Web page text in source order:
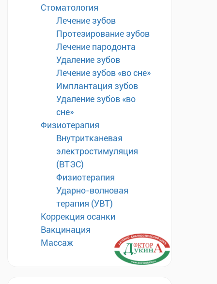
Стоматология
Лечение зубов
Протезирование зубов
Лечение пародонта
Удаление зубов
Лечение зубов «во сне»
Имплантация зубов
Удаление зубов «во
сне»
Физиотерапия
Внутритканевая
электростимуляция
(ВТЭС)
Физиотерапия
Ударно-волновая
терапия (УВТ)
Коррекция осанки
Вакцинация
Массаж